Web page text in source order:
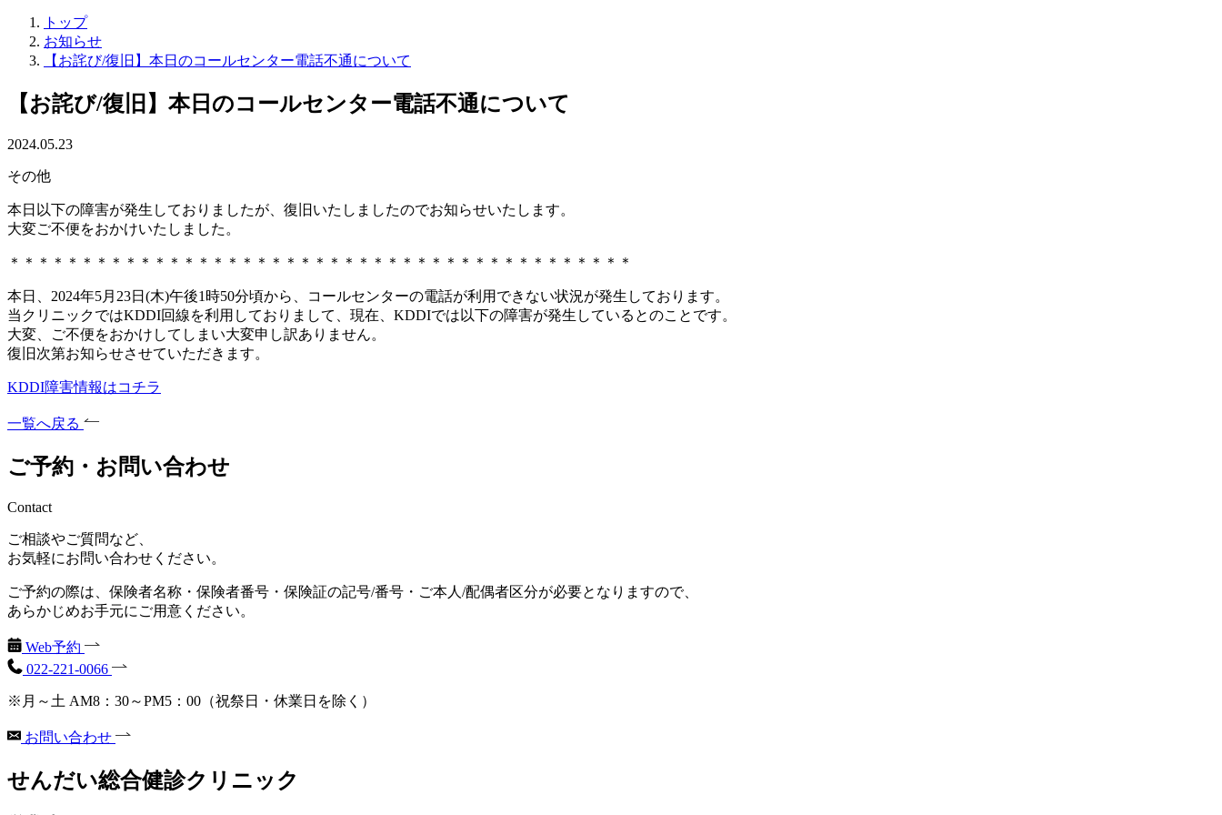
トップ
お知らせ
【お詫び/復旧】本日のコールセンター電話不通について
【お詫び/復旧】本日のコールセンター電話不通について
2024.05.23
その他
本日以下の障害が発生しておりましたが、復旧いたしましたのでお知らせいたします。
大変ご不便をおかけいたしました。
＊＊＊＊＊＊＊＊＊＊＊＊＊＊＊＊＊＊＊＊＊＊＊＊＊＊＊＊＊＊＊＊＊＊＊＊＊＊＊＊＊＊＊
本日、2024年5月23日(木)午後1時50分頃から、コールセンターの電話が利用できない状況が発生しております。
当クリニックではKDDI回線を利用しておりまして、現在、KDDIでは以下の障害が発生しているとのことです。
大変、ご不便をおかけしてしまい大変申し訳ありません。
復旧次第お知らせさせていただきます。
KDDI障害情報はコチラ
一覧へ戻る
ご予約・お問い合わせ
Contact
ご相談やご質問など、
お気軽にお問い合わせください。
ご予約の際は、保険者名称・保険者番号・保険証の記号/番号・ご本人/配偶者区分が必要となりますので、
あらかじめお手元にご用意ください。
Web予約
022-221-0066
※月～土 AM8：30～PM5：00（祝祭日・休業日を除く）
お問い合わせ
せんだい総合健診クリニック